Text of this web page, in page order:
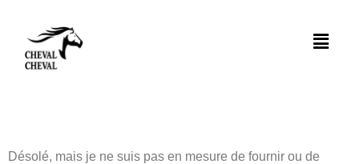
Apollo –
Matériel
Désolé, mais je ne suis pas en mesure de fournir ou de